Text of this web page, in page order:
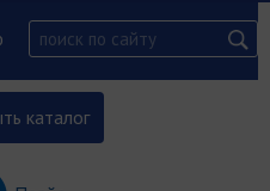
каталог